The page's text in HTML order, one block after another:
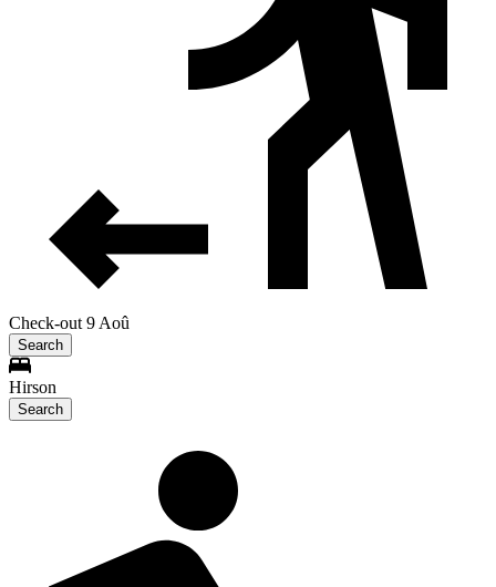
Check-out 9 Aoû
Search
Hirson
Search